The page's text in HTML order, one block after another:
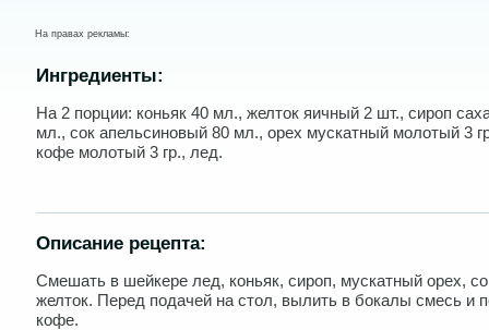
На правах рекламы:
Ингредиенты:
На 2 порции: коньяк 40 мл., желток яичный 2 шт., сироп
мл., сок апельсиновый 80 мл., орех мускатный молотый 3
кофе молотый 3 гр., лед.
Описание рецепта:
Смешать в шейкере лед, коньяк, сироп, мускатный орех,
желток. Перед подачей на стол, вылить в бокалы смесь и
кофе.